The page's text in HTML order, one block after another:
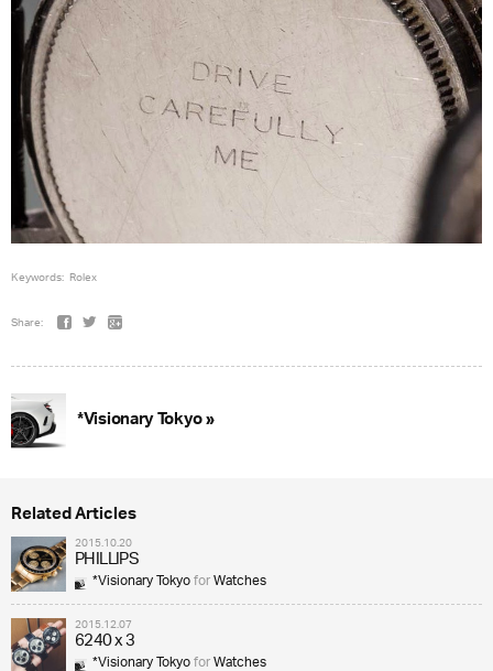
Keywords: Rolex
Share:
*Visionary Tokyo »
Related Articles
2015.10.20
PHILLIPS
*Visionary TokyoforWatches
2015.12.07
6240 x 3
*Visionary TokyoforWatches